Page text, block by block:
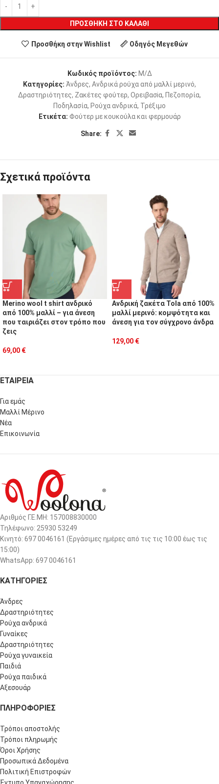
ΠΡΟΣΘΉΚΗ ΣΤΟ ΚΑΛΆΘΙ
Προσθήκη στην Wishlist Οδηγός Μεγεθών
Κωδικός προϊόντος: Μ/Δ
Κατηγορίες: Άνδρες, Ανδρικά ρούχα από μαλλί μερινό,
Δραστηριότητες, Ζακέτες φούτερ, Ορειβασiα, Πεζοπορία,
Ποδηλασία, Ρούχα ανδρικά, Τρέξιμο
Ετικέτα: Φούτερ με κουκούλα και φερμουάρ
Share:
Σχετικά προϊόντα
Merino wool t shirt ανδρικό
από 100% μαλλί – για άνεση
που ταιριάζει στον τρόπο που
ζεις
69,00 €
Ανδρική ζακέτα Tola από 100%
μαλλί μερινό: κομψότητα και
άνεση για τον σύγχρονο άνδρα
129,00 €
ΕΤΑΙΡΕΙΑ
Για εμάς
Μαλλί Μέρινο
Νέα
Επικοινωνία
Αριθμός Γ.Ε.ΜΗ: 157008830000
Τηλέφωνο: 25930 53249
Κινητό: 697 0046161 (Eργάσιμες ημέρες από τις τις 10:00 έως τις
15:00)
WhatsApp: 697 0046161
ΚΑΤΗΓΟΡΙΕΣ
Άνδρες
Δραστηριότητες
Ρούχα ανδρικά
Γυναίκες
Δραστηριότητες
Ρούχα γυναικεία
Παιδιά
Ρούχα παιδικά
Αξεσουάρ
ΠΛΗΡΟΦΟΡΊΕΣ
Τρόποι αποστολής
Τρόποι πληρωμής
Όροι Χρήσης
Προσωπικά Δεδομένα
Πολιτική Επιστροφών